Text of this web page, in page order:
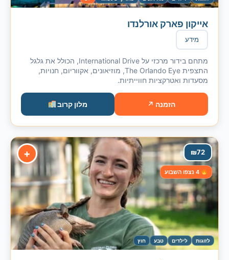
אייקון פארק אורלנדו
מידע
מתחם בידור מרכזי על International Drive, הכולל את גלגל
התצפית The Orlando Eye, מוזיאונים, אקווריום, חנויות,
מסעדות ואטרקציות חווייתיות.
הזמנה ↗ מלון קרוב
+ 72
₪
לזוגות לילדים טבע חוץ